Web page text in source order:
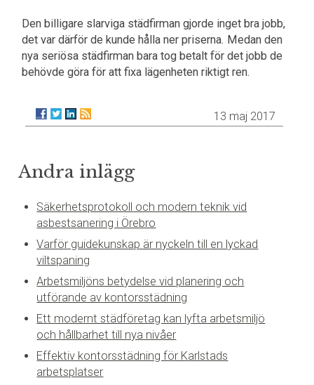
Den billigare slarviga städfirman gjorde inget bra jobb,
det var därför de kunde hålla ner priserna. Medan den
nya seriösa städfirman bara tog betalt för det jobb de
behövde göra för att fixa lägenheten riktigt ren.
13 maj 2017
Andra inlägg
Säkerhetsprotokoll och modern teknik vid
asbestsanering i Örebro
Varför guidekunskap är nyckeln till en lyckad
viltspaning
Arbetsmiljöns betydelse vid planering och
utförande av kontorsstädning
Ett modernt städföretag kan lyfta arbetsmiljö
och hållbarhet till nya nivåer
Effektiv kontorsstädning för Karlstads
arbetsplatser